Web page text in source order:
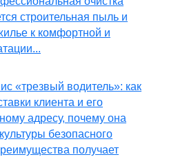
строительная пыль и
к комфортной и
«трезвый водитель»: как
клиента и его
адресу, почему она
безопасного
получает